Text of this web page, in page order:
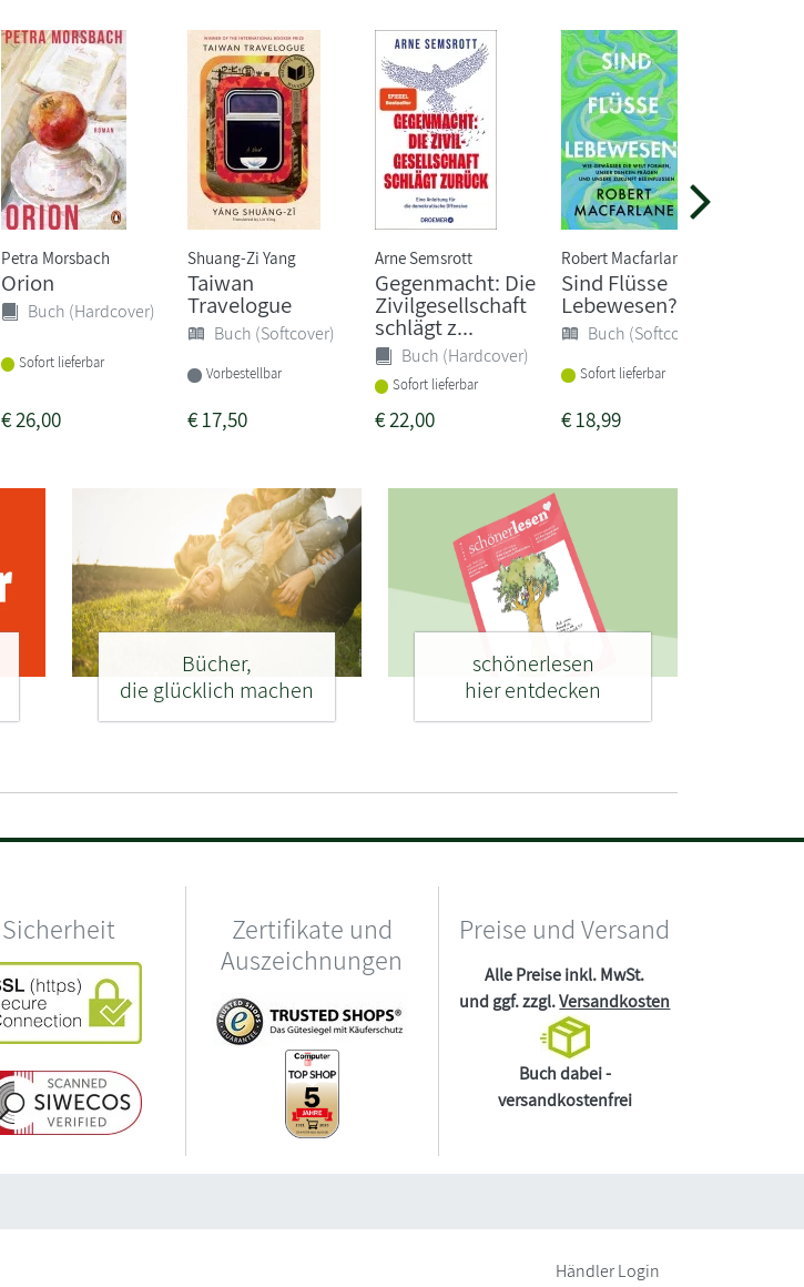
Petra Morsbach
Orion
Buch (Hardcover)
Sofort lieferbar
€26,00
Shuang-Zi Yang
Taiwan
Travelogue
Buch (Softcover)
Vorbestellbar
€17,50
Arne Semsrott
Gegenmacht: Die
Zivilgesellschaft
schlägt z...
Buch (Hardcover)
Sofort lieferbar
€22,00
Robert Macfarlane
Sind Flüsse
Lebewesen?
Buch (Softcover)
Sofort lieferbar
€18,99
Bücher,
die glücklich machen
schönerlesen
hier entdecken
Sicherheit
Zertifikate und
Auszeichnungen
Preise und Versand
Alle Preise inkl. MwSt.
und ggf. zzgl.Versandkosten
Buch dabei -
versandkostenfrei
Händler Login